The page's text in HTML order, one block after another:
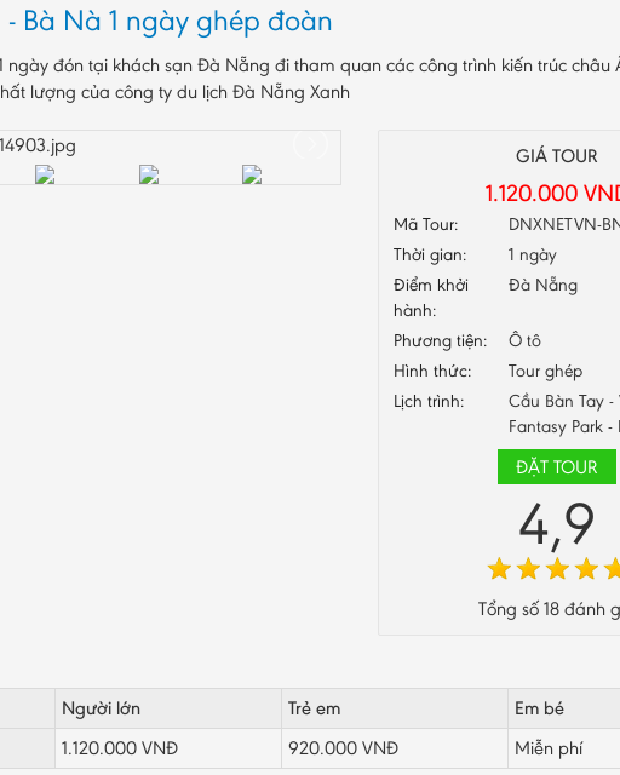
Bà Nà 1 ngày ghép đoàn
ngày đón tại khách sạn Đà Nẵng đi tham quan các công trình kiến trúc châu
lượng của công ty du lịch Đà Nẵng Xanh
GIÁ TOUR
1.120.000
Mã Tour:
DNXNETVN-
Thời gian:
1 ngày
Điểm khởi
hành:
Đà Nẵng
Phương tiện:
Ô tô
Hình thức:
Tour ghép
Lịch trình:
Cầu Bàn Tay
Fantasy Park -
ĐẶT TOUR
4,9
Tổng số 18đánh
Người lớn Trẻ em
Em bé
1.120.000 VNĐ 920.000 VNĐ Miễn phí